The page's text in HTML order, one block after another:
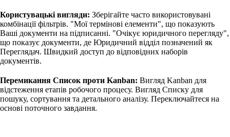
Користувацькі вигляди: Зберігайте часто використовувані
комбінації фільтрів. "Мої термінові елементи", що показують
Ваші документи на підписанні. "Очікує юридичного перегляду",
що показує документи, де Юридичний відділ позначений як
Переглядач. Швидкий доступ до відповідних наборів
документів.
Перемикання Список проти Kanban: Вигляд Kanban для
відстеження етапів робочого процесу. Вигляд Списку для
пошуку, сортування та детального аналізу. Переключайтеся на
основі поточного завдання.